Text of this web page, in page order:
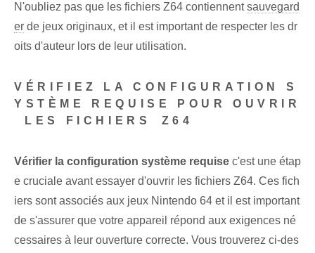
N'oubliez pas que les fichiers Z64 contiennentsauvegard
er de jeux originaux, et il est important de respecter les dr
oits d'auteur lors de leur utilisation.
VÉRIFIEZ LA CONFIGURATION S
YSTÈME REQUISE POUR OUVRIR
⁤ LES FICHIERS⁤ Z64
Vérifier la configuration système requise⁢ ‌c'est une étap
e cruciale‍ avant ⁤essayer⁢ d'ouvrir⁣ les fichiers Z64. ​Ces ‌fich
iers sont associés aux jeux Nintendo ‌64 et il est important
de s'assurer que⁤ votre appareil répond ‍aux exigences né
cessaires à leur ouverture correcte.‌ Vous trouverez ci-des